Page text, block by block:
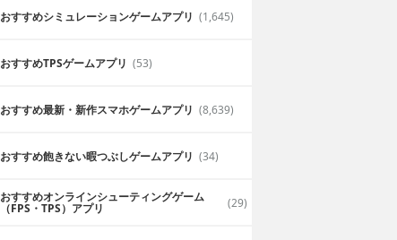
おすすめシミュレーションゲームアプリ (1,645)
おすすめTPSゲームアプリ (53)
おすすめ最新・新作スマホゲームアプリ (8,639)
おすすめ飽きない暇つぶしゲームアプリ (34)
おすすめオンラインシューティングゲーム
（FPS・TPS）アプリ (29)